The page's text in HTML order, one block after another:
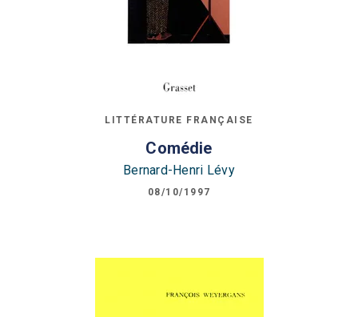
LITTÉRATURE FRANÇAISE
Comédie
Bernard-Henri Lévy
08/10/1997